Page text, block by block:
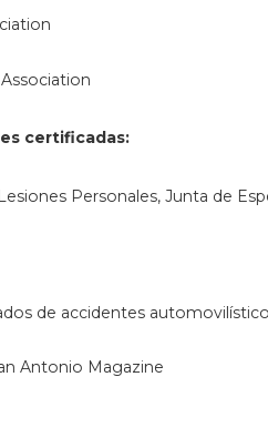
certificadas:
Personales, Junta de
de accidentes
Antonio Magazine